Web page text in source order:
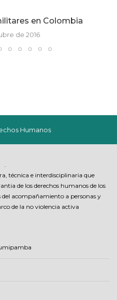
en Colombia
de 2016
Humanos
.
técnica e interdisciplinaria que
de los derechos humanos de los
acompañamiento a personas y
de la no violencia activa